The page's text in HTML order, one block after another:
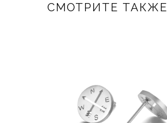
СМОТРИТЕ ТАКЖЕ